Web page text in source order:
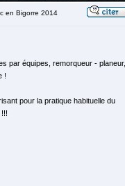
en Bigorre 2014
par équipes, remorqueur - planeur,
!
pour la pratique habituelle du